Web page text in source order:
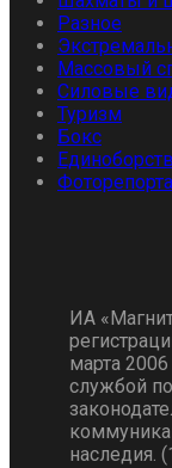
Разное
Массовый
Силовые
Туризм
Бокс
ИА
марта
службой
наследия.